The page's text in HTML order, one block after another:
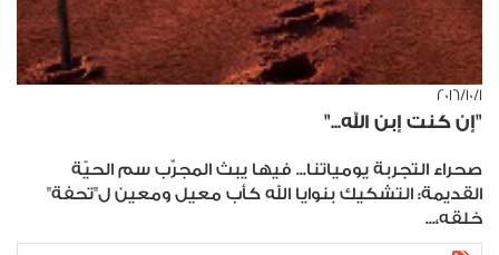
١‏/١٠‏/٢٠١٦
"إن كنت إبن الله..."
صحراء التجربة يومياتنا... فيها يبث المجرِّب سم الحيّة
القديمة: التشكيك بنوايا الله كأب معيل ومعين ل"تحفة"
خلقه،...